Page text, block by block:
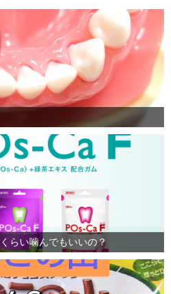
らい噛んでもいいの？